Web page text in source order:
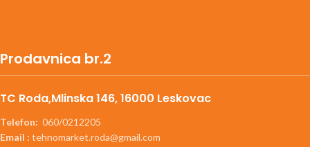
Prodavnica br.2
TC Roda,Mlinska 146, 16000 Leskovac
Telefon: 060/0212205
Email : tehnomarket.roda@gmail.com